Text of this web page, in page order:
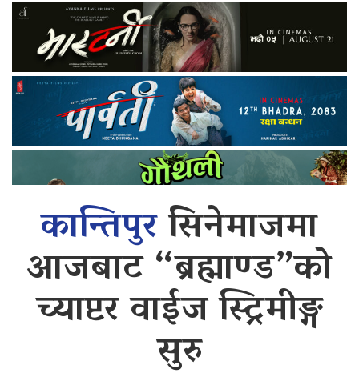
कान्तिपुरसिनेमाजमा
आजबाट “ब्रह्माण्ड”को
च्याप्टर वाईज स्ट्रिमीङ्ग
सुरु